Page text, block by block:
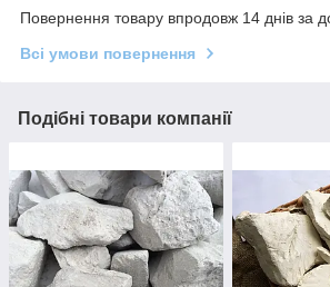
Повернення товару впродовж 14 днів за
Всі умови повернення
Подібні товари компанії